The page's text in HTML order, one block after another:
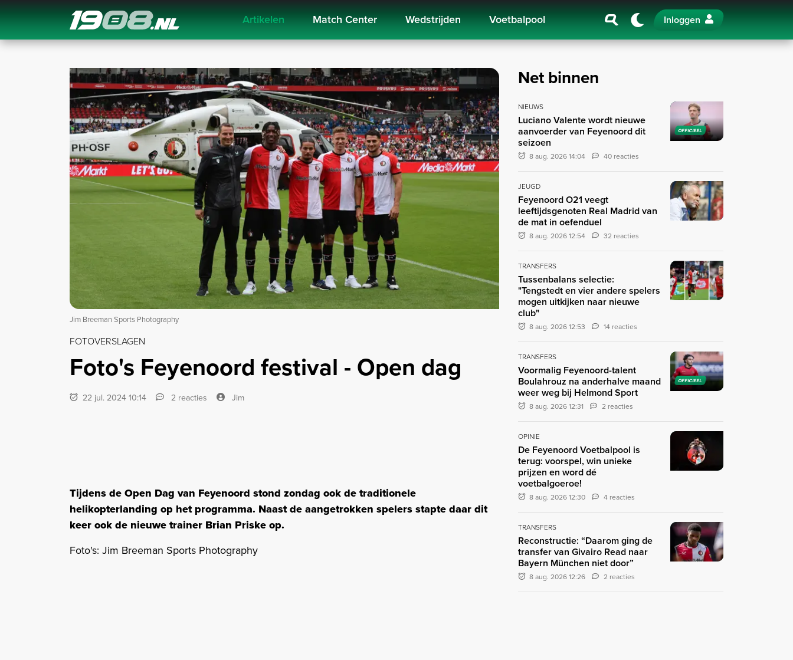
Navigation Artikelen Match Center Wedstrijden Voetbalpool Inloggen
Jim Breeman Sports Photography
FOTOVERSLAGEN
Foto's Feyenoord festival - Open dag
22 jul. 2024 10:14 2 reacties Jim
Tijdens de Open Dag van Feyenoord stond zondag ook de traditionele
helikopterlanding op het programma. Naast de aangetrokken spelers stapte daar dit
keer ook de nieuwe trainer Brian Priske op.
Foto's: Jim Breeman Sports Photography
Net binnen
OFFICIEEL
NIEUWS
Luciano Valente wordt nieuwe
aanvoerder van Feyenoord dit
seizoen
8 aug. 2026 14:04 40 reacties
JEUGD
Feyenoord O21 veegt
leeftijdsgenoten Real Madrid van
de mat in oefenduel
8 aug. 2026 12:54 32 reacties
TRANSFERS
Tussenbalans selectie:
"Tengstedt en vier andere spelers
mogen uitkijken naar nieuwe
club"
8 aug. 2026 12:53 14 reacties
OFFICIEEL
TRANSFERS
Voormalig Feyenoord-talent
Boulahrouz na anderhalve maand
weer weg bij Helmond Sport
8 aug. 2026 12:31 2 reacties
OPINIE
De Feyenoord Voetbalpool is
terug: voorspel, win unieke
prijzen en word dé
voetbalgoeroe!
8 aug. 2026 12:30 4 reacties
TRANSFERS
Reconstructie: “Daarom ging de
transfer van Givairo Read naar
Bayern München niet door”
8 aug. 2026 12:26 2 reacties